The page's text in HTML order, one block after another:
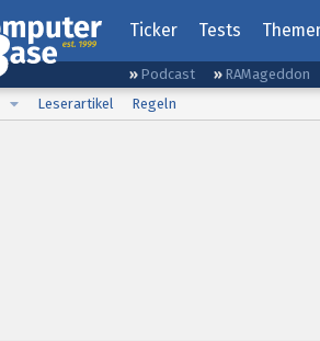
Ticker Tests
Podcast RAMageddon
Leserartikel Regeln